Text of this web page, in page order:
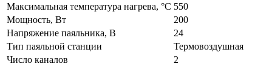
Максимальная температура нагрева, °C 550
Мощность, Вт
200
Напряжение паяльника, В
24
Тип паяльной станции
Термовоздушная
Число каналов
2